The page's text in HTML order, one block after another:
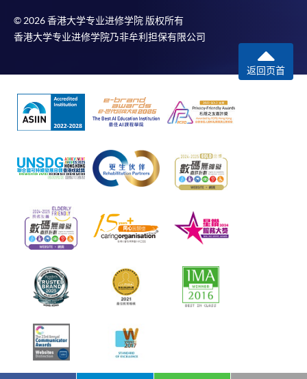
© 2026 香港大学专业进修学院 版权所有
香港大学专业进修学院乃非牟利担保有限公司
返回页首